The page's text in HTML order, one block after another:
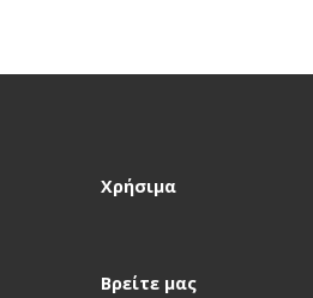
Χρήσιμα
Βρείτε μας